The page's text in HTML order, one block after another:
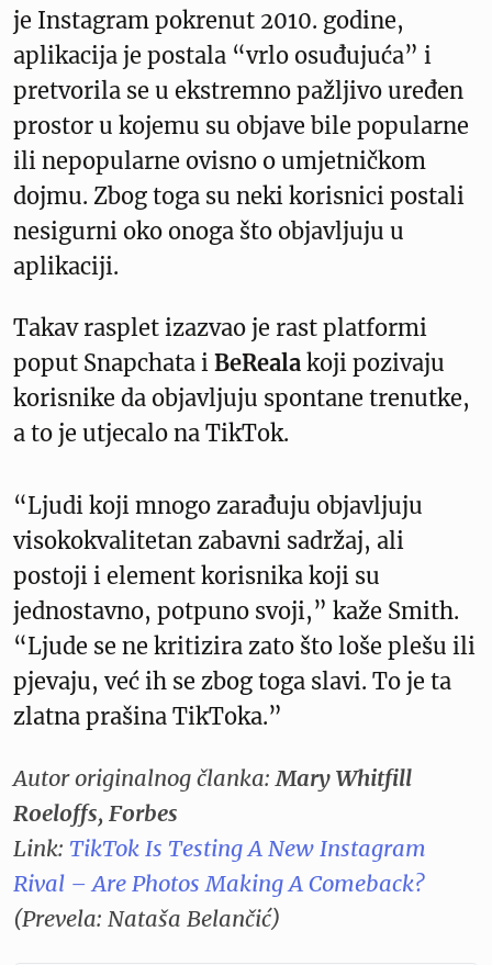
je Instagram pokrenut 2010. godine,
aplikacija je postala “vrlo osuđujuća” i
pretvorila se u ekstremno pažljivo uređen
prostor u kojemu su objave bile popularne
ili nepopularne ovisno o umjetničkom
dojmu. Zbog toga su neki korisnici postali
nesigurni oko onoga što objavljuju u
aplikaciji.
Takav rasplet izazvao je rast platformi
poput Snapchata i BeReala koji pozivaju
korisnike da objavljuju spontane trenutke,
a to je utjecalo na TikTok.
“Ljudi koji mnogo zarađuju objavljuju
visokokvalitetan zabavni sadržaj, ali
postoji i element korisnika koji su
jednostavno, potpuno svoji,” kaže Smith.
“Ljude se ne kritizira zato što loše plešu ili
pjevaju, već ih se zbog toga slavi. To je ta
zlatna prašina TikToka.”
Autor originalnog članka: Mary Whitfill
Roeloffs, Forbes
Link: TikTok Is Testing A New Instagram
Rival – Are Photos Making A Comeback?
(Prevela: Nataša Belančić)